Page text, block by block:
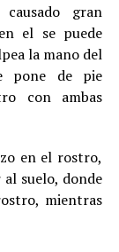
gran
el se puede
la mano del
pone de pie
con ambas
en el rostro,
suelo, donde
mientras